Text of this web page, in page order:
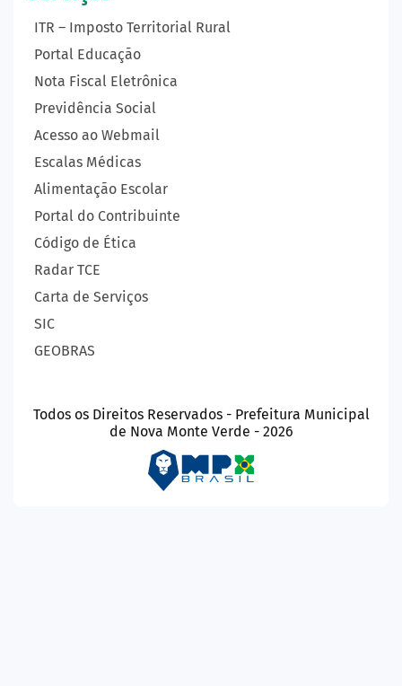
ITR – Imposto Territorial Rural
Portal Educação
Nota Fiscal Eletrônica
Previdência Social
Acesso ao Webmail
Escalas Médicas
Alimentação Escolar
Portal do Contribuinte
Código de Ética
Radar TCE
Carta de Serviços
SIC
GEOBRAS
Todos os Direitos Reservados - Prefeitura Municipal
de Nova Monte Verde - 2026